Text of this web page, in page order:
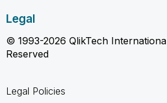
Legal
© 1993-2026 QlikTech
Reserved
Legal Policies